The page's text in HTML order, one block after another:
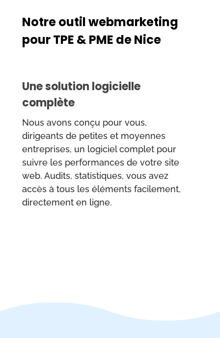
Notre outil webmarketing
pour TPE & PME de Nice
Une solution logicielle
complète
Nous avons conçu pour vous,
dirigeants de petites et moyennes
entreprises, un logiciel complet pour
suivre les performances de votre site
web. Audits, statistiques, vous avez
accès à tous les éléments facilement,
directement en ligne.